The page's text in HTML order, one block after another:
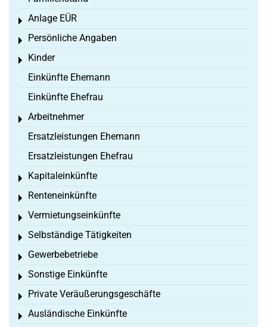
Anlage EÜR
Toggle menu
Persönliche Angaben
Toggle menu
Kinder
Toggle menu
Einkünfte Ehemann
Einkünfte Ehefrau
Arbeitnehmer
Toggle menu
Ersatzleistungen Ehemann
Ersatzleistungen Ehefrau
Kapitaleinkünfte
Toggle menu
Renteneinkünfte
Toggle menu
Vermietungseinkünfte
Toggle menu
Selbständige Tätigkeiten
Toggle menu
Gewerbebetriebe
Toggle menu
Sonstige Einkünfte
Toggle menu
Private Veräußerungsgeschäfte
Toggle menu
Ausländische Einkünfte
Toggle menu